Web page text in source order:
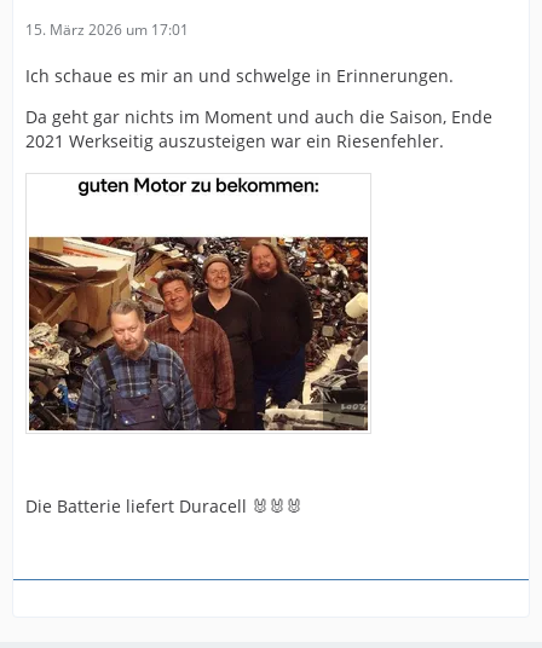
15. März 2026 um 17:01
Ich schaue es mir an und schwelge in Erinnerungen.
Da geht gar nichts im Moment und auch die Saison, Ende
2021 Werkseitig auszusteigen war ein Riesenfehler.
Die Batterie liefert Duracell 🐰🐰🐰